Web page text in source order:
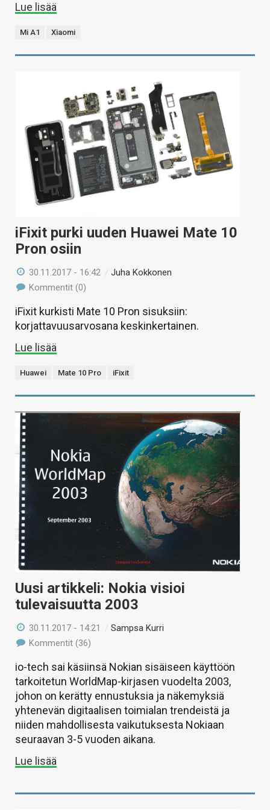
Lue lisää
Mi A1 Xiaomi
iFixit purki uuden Huawei Mate 10
Pron osiin
30.11.2017 - 16:42 /Juha Kokkonen
Kommentit (0)
iFixit kurkisti Mate 10 Pron sisuksiin:
korjattavuusarvosana keskinkertainen.
Lue lisää
Huawei Mate 10 Pro iFixit
Uusi artikkeli: Nokia visioi
tulevaisuutta 2003
30.11.2017 - 14:21 /Sampsa Kurri
Kommentit (36)
io-tech sai käsiinsä Nokian sisäiseen käyttöön
tarkoitetun WorldMap-kirjasen vuodelta 2003,
johon on kerätty ennustuksia ja näkemyksiä
yhtenevän digitaalisen toimialan trendeistä ja
niiden mahdollisesta vaikutuksesta Nokiaan
seuraavan 3-5 vuoden aikana.
Lue lisää